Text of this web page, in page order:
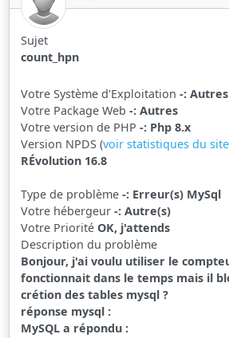
Sujet
count_hpn
Votre Système d'Exploitation-: Autres
Votre Package Web-: Autres
Votre version de PHP-: Php 8.x
Version NPDS (voir statistiques du site
RÉvolution 16.8
Type de problème-: Erreur(s) MySql
Votre hébergeur-: Autre(s)
Votre Priorité OK, j'attends
Description du problème
Bonjour, j'ai voulu utiliser le
fonctionnait dans le temps mais il
crétion des tables mysql ?
réponse mysql :
MySQL a répondu :